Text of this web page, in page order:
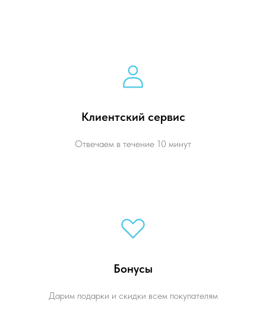
Клиентский сервис
Отвечаем в течение 10 минут
Бонусы
Дарим подарки и скидки всем покупателям